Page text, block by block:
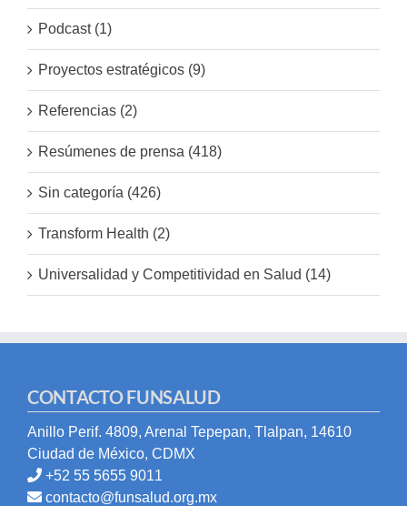
Podcast (1)
Proyectos estratégicos (9)
Referencias (2)
Resúmenes de prensa (418)
Sin categoría (426)
Transform Health (2)
Universalidad y Competitividad en Salud (14)
CONTACTO FUNSALUD
Anillo Perif. 4809, Arenal Tepepan, Tlalpan, 14610
Ciudad de México, CDMX
+52 55 5655 9011
contacto@funsalud.org.mx